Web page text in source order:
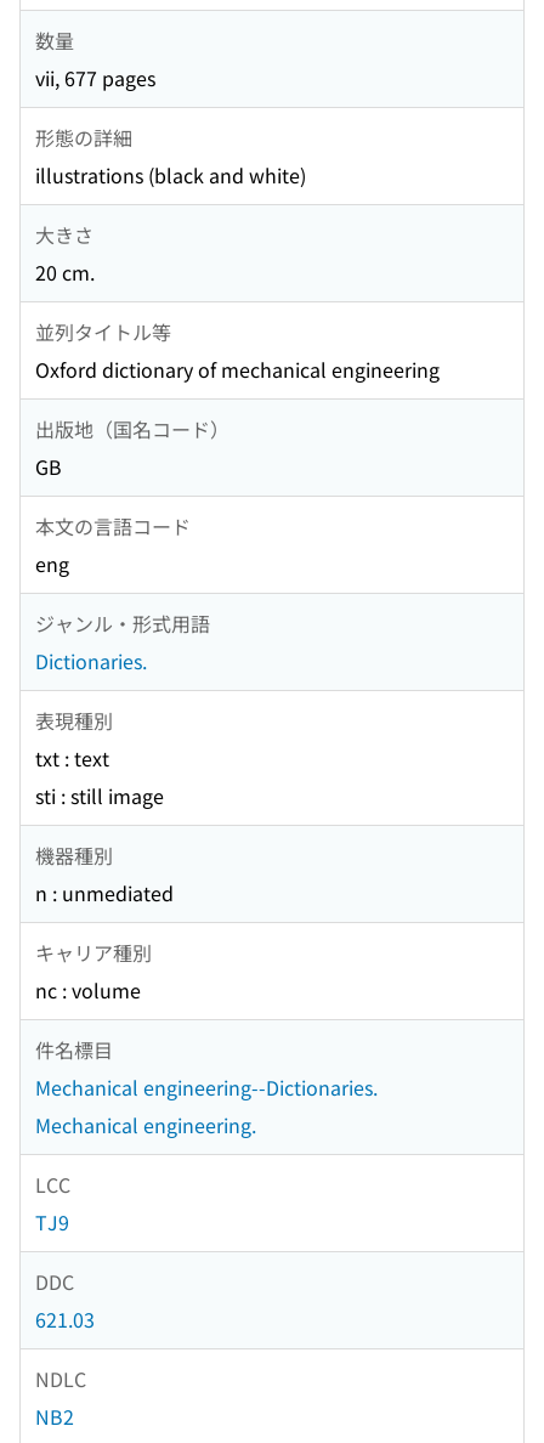
数量
vii, 677 pages
形態の詳細
illustrations (black and white)
大きさ
20 cm.
並列タイトル等
Oxford dictionary of mechanical engineering
出版地（国名コード）
GB
本文の言語コード
eng
ジャンル・形式用語
Dictionaries.
表現種別
txt : text
sti : still image
機器種別
n : unmediated
キャリア種別
nc : volume
件名標目
Mechanical engineering--Dictionaries.
Mechanical engineering.
LCC
TJ9
DDC
621.03
NDLC
NB2